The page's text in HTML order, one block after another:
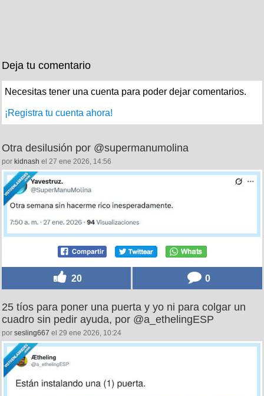
Deja tu comentario
Necesitas tener una cuenta para poder dejar comentarios.
¡Registra tu cuenta ahora!
Otra desilusión por @supermanumolina
por kidnash el 27 ene 2026, 14:56
20 0
25 tíos para poner una puerta y yo ni para colgar un
cuadro sin pedir ayuda, por @a_ethelingESP
por sesling667 el 29 ene 2026, 10:24